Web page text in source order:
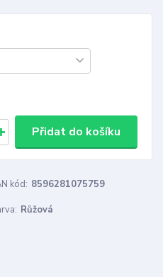
Přidat do košíku
kód: 8596281075759
Růžová